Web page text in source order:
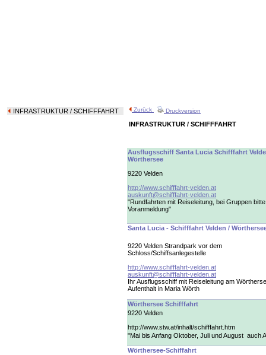
INFRASTRUKTUR / SCHIFFFAHRT Zurück Druckversion
INFRASTRUKTUR / SCHIFFFAHRT
Ausflugsschiff Santa Lucia Schifffahrt
Wörthersee
9220 Velden
http://www.schifffahrt-velden.at
auskunft@schifffahrt-velden.at
"Rundfahrten mit Reiseleitung, bei Gruppen bitte
Voranmeldung"
Santa Lucia - Schifffahrt Velden /
9220 Velden Strandpark vor dem
Schloss/Schiffsanlegestelle
http://www.schifffahrt-velden.at
auskunft@schifffahrt-velden.at
Ihr Ausflugsschiff mit Reiseleitung am
Aufenthalt in Maria Wörth
Wörthersee Schifffahrt
9220 Velden
http://www.stw.at/inhalt/schifffahrt.htm
"Mai bis Anfang Oktober, Juli und August 
Wörthersee-Schiffahrt